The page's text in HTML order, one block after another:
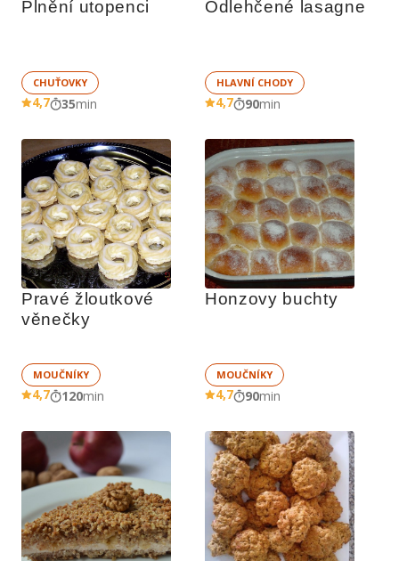
Plnění utopenci
CHUŤOVKY
4,7 35min
Odlehčené lasagne
HLAVNÍ CHODY
4,7 90min
Pravé žloutkové
věnečky
MOUČNÍKY
4,7 120min
Honzovy buchty
MOUČNÍKY
4,7 90min